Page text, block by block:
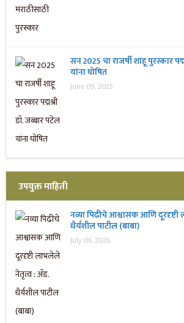
सन 2025 चा राजर्षी शाहू पुरस्कार
यांना घोषित
June 09, 2025
उपयुक्त माहिती
नव्या पिढीचे आश्वासक आणि
धैर्यशील पाटील (बाबा)
July 06, 2026